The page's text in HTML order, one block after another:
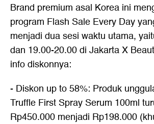
Brand premium asal Korea ini
program Flash Sale Every Day
menjadi dua sesi waktu utama,
dan 19.00-20.00 di Jakarta X
info diskonnya:
- Diskon up to 58%: Produk
Truffle First Spray Serum 100ml
Rp450.000 menjadi Rp198.000